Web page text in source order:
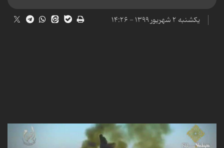
یکشنبه ۲ شهریور ۱۳۹۹ - ۱۴:۲۶